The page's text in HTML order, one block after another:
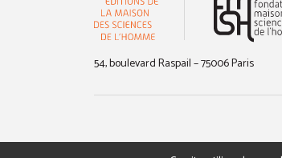
54, boulevard Raspail – 75006 Paris